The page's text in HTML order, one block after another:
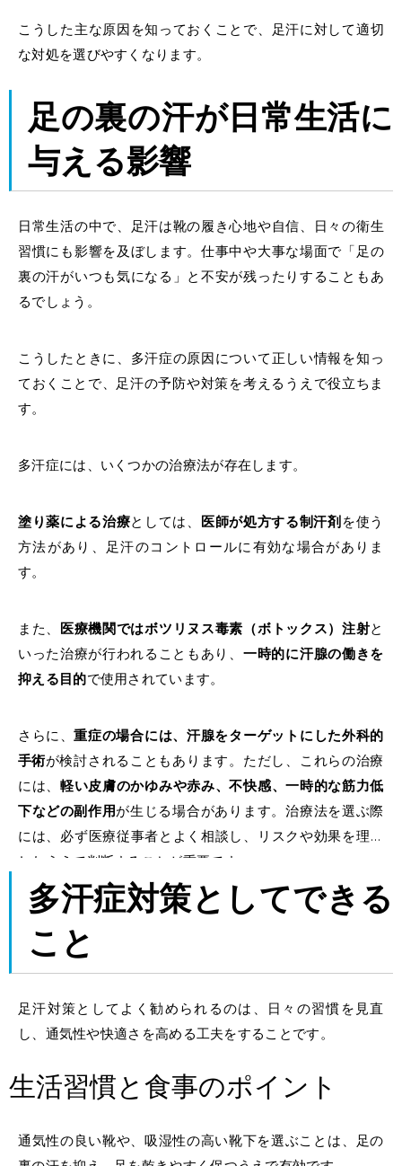
こうした主な原因を知っておくことで、足汗に対して適切
な対処を選びやすくなります。
足の裏の汗が日常生活に
与える影響
日常生活の中で、足汗は靴の履き心地や自信、日々の衛生
習慣にも影響を及ぼします。仕事中や大事な場面で「足の
裏の汗がいつも気になる」と不安が残ったりすることもあ
るでしょう。
こうしたときに、多汗症の原因について正しい情報を知っ
ておくことで、 足汗の予防や対策を考えるうえで役立ちま
す。
多汗症には、いくつかの治療法が存在します。
塗り薬による治療としては、 医師が処方する制汗剤を使う
方法があり、足汗のコントロールに有効な場合がありま
す。
また、 医療機関ではボツリヌス毒素（ボトックス）注射と
いった治療が行われることもあり、 一時的に汗腺の働きを
抑える目的で使用されています。
さらに、重症の場合には、汗腺をターゲットにした外科的
手術が検討されることもあります。ただし、これらの治療
には、 軽い皮膚のかゆみや赤み、不快感、一時的な筋力低
下などの副作用が生じる場合があります。治療法を選ぶ際
には、必ず医療従事者とよく相談し、リスクや効果を理解
したうえで判断することが重要です。
多汗症対策としてできる
こと
足汗対策としてよく勧められるのは、
日々の習慣を見直
し、 通気性や快適さを高める工夫をすること です。
生活習慣と食事のポイント
通気性の良い靴や、吸湿性の高い靴下を選ぶこと は、足の